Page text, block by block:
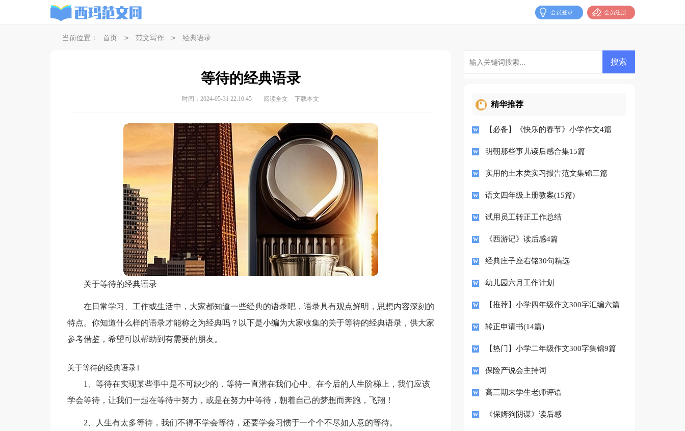
会员登录 会员注册
当前位置： 首页 > 范文写作 > 经典语录
等待的经典语录
时间：2024-05-31 22:10:45 阅读全文 下载本文
关于等待的经典语录
在日常学习、工作或生活中，大家都知道一些经典的语录吧，语录具有观点鲜明，思想内容深刻的
特点。你知道什么样的语录才能称之为经典吗？以下是小编为大家收集的关于等待的经典语录，供大家
参考借鉴，希望可以帮助到有需要的朋友。
关于等待的经典语录1
1、等待在实现某些事中是不可缺少的，等待一直潜在我们心中。在今后的人生阶梯上，我们应该
学会等待，让我们一起在等待中努力，或是在努力中等待，朝着自己的梦想而奔跑，飞翔！
2、人生有太多等待，我们不得不学会等待，还要学会习惯于一个个不尽如人意的等待。
精华推荐
【必备】《快乐的春节》小学作文4篇
明朝那些事儿读后感合集15篇
实用的土木类实习报告范文集锦三篇
语文四年级上册教案(15篇)
试用员工转正工作总结
《西游记》读后感4篇
经典庄子座右铭30句精选
幼儿园六月工作计划
【推荐】小学四年级作文300字汇编六篇
转正申请书(14篇)
【热门】小学二年级作文300字集锦9篇
保险产说会主持词
高三期末学生老师评语
《保姆狗阴谋》读后感